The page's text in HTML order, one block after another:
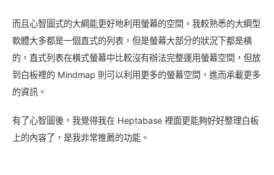
而且心智圖式的大綱能更好地利用螢幕的空間。我較熟悉的大綱型
軟體大多都是一個直式的列表，但是螢幕大部分的狀況下都是橫
的，直式列表在橫式螢幕中比較沒有辦法完整運用螢幕空間，但放
到白板裡的 Mindmap 則可以利用更多的螢幕空間，進而承載更多
的資訊。
有了心智圖後，我覺得我在 Heptabase 裡面更能夠好好整理白板
上的內容了，是我非常推薦的功能。